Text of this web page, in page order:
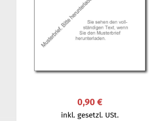
0,90 €
inkl. gesetzl. USt.